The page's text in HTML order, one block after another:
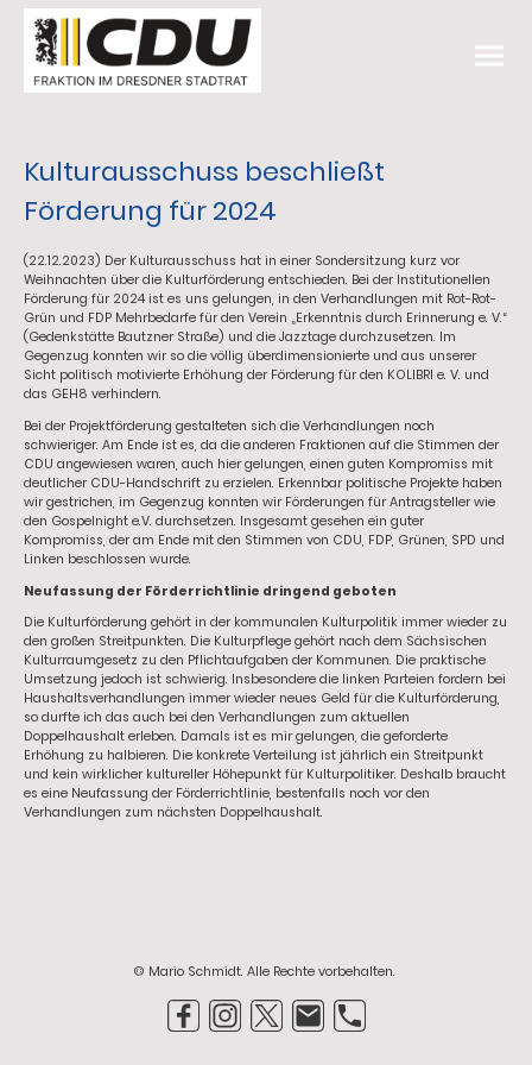
Kulturausschuss beschließt
Förderung für 2024
(22.12.2023) Der Kulturausschuss hat in einer Sondersitzung kurz vor
Weihnachten über die Kulturförderung entschieden. Bei der Institutionellen
Förderung für 2024 ist es uns gelungen, in den Verhandlungen mit Rot-Rot-
Grün und FDP Mehrbedarfe für den Verein „Erkenntnis durch Erinnerung e. V.“
(Gedenkstätte Bautzner Straße) und die Jazztage durchzusetzen. Im
Gegenzug konnten wir so die völlig überdimensionierte und aus unserer
Sicht politisch motivierte Erhöhung der Förderung für den KOLIBRI e. V. und
das GEH8 verhindern.
Bei der Projektförderung gestalteten sich die Verhandlungen noch
schwieriger. Am Ende ist es, da die anderen Fraktionen auf die Stimmen der
CDU angewiesen waren, auch hier gelungen, einen guten Kompromiss mit
deutlicher CDU-Handschrift zu erzielen. Erkennbar politische Projekte haben
wir gestrichen, im Gegenzug konnten wir Förderungen für Antragsteller wie
den Gospelnight e.V. durchsetzen. Insgesamt gesehen ein guter
Kompromiss, der am Ende mit den Stimmen von CDU, FDP, Grünen, SPD und
Linken beschlossen wurde.
Neufassung der Förderrichtlinie dringend geboten
Die Kulturförderung gehört in der kommunalen Kulturpolitik immer wieder zu
den großen Streitpunkten. Die Kulturpflege gehört nach dem Sächsischen
Kulturraumgesetz zu den Pflichtaufgaben der Kommunen. Die praktische
Umsetzung jedoch ist schwierig. Insbesondere die linken Parteien fordern bei
Haushaltsverhandlungen immer wieder neues Geld für die Kulturförderung,
so durfte ich das auch bei den Verhandlungen zum aktuellen
Doppelhaushalt erleben. Damals ist es mir gelungen, die geforderte
Erhöhung zu halbieren. Die konkrete Verteilung ist jährlich ein Streitpunkt
und kein wirklicher kultureller Höhepunkt für Kulturpolitiker. Deshalb braucht
es eine Neufassung der Förderrichtlinie, bestenfalls noch vor den
Verhandlungen zum nächsten Doppelhaushalt.
© Mario Schmidt. Alle Rechte vorbehalten.